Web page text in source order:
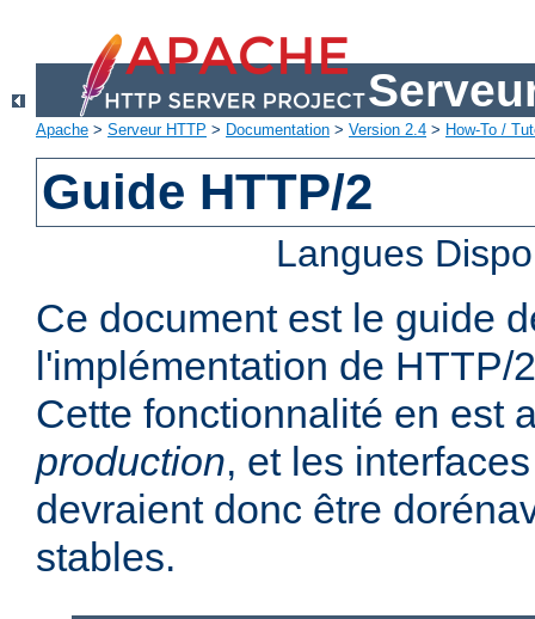
Apache > Serveur HTTP > Documentation > Version 2.4 > How-To /
Guide HTTP/2
Langues
Ce document est le guide
l'implémentation de HTTP/
Cette fonctionnalité en est
production, et les
devraient donc être
stables.